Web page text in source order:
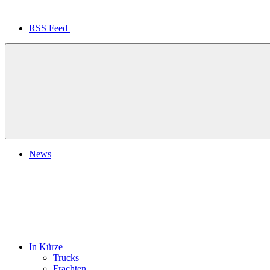
RSS Feed
News
In Kürze
Trucks